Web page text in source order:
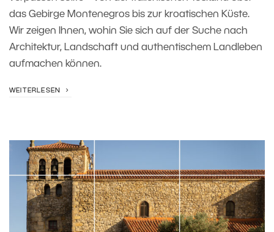
das Gebirge Montenegros bis zur kroatischen Küste.
Wir zeigen Ihnen, wohin Sie sich auf der Suche nach
Architektur, Landschaft und authentischem Landleben
aufmachen können.
WEITERLESEN